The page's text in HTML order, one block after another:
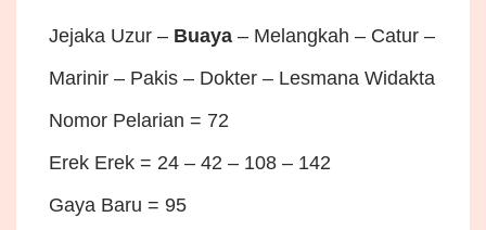
Jejaka Uzur – Buaya – Melangkah – Catur –
Marinir – Pakis – Dokter – Lesmana Widakta
Nomor Pelarian = 72
Erek Erek = 24 – 42 – 108 – 142
Gaya Baru = 95